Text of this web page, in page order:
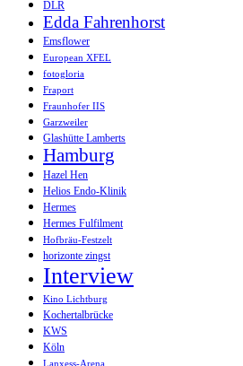
DLR
Edda Fahrenhorst
Emsflower
European XFEL
fotogloria
Fraport
Fraunhofer IIS
Garzweiler
Glashütte Lamberts
Hamburg
Hazel Hen
Helios Endo-Klinik
Hermes
Hermes Fulfilment
Hofbräu-Festzelt
horizonte zingst
Interview
Kino Lichtburg
Kochertalbrücke
KWS
Köln
Lanxess-Arena